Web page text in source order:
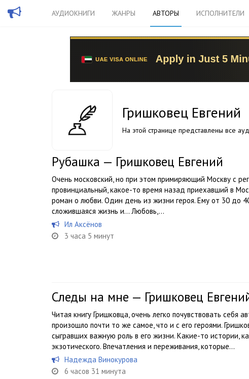
АУДИОКНИГИ ЖАНРЫ АВТОРЫ ИСПОЛНИТЕЛИ
Гришковец Евгений
На этой странице представлены все
Рубашка — Гришковец Евгений
Очень московский, но при этом примиряющий Москву с
провинциальный, какое-то время назад приехавший в
роман о любви. Один день из жизни героя. Ему от 30 до
сложившаяся жизнь и… Любовь,...
Ил Аксёнов
3 часа 5 минут
Следы на мне — Гришковец
Читая книгу Гришковца, очень легко почувствовать себя
произошло почти то же самое, что и с его героями.
сыгравших важную роль в его жизни. Какие-то истории,
экзотического. Впечатления и переживания, которые...
Надежда Винокурова
6 часов 31 минута